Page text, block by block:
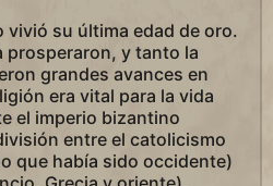
vivió su última edad de oro.
prosperaron, y tanto la
grandes avances en
era vital para la vida
el imperio bizantino
entre el catolicismo
que había sido occidente)